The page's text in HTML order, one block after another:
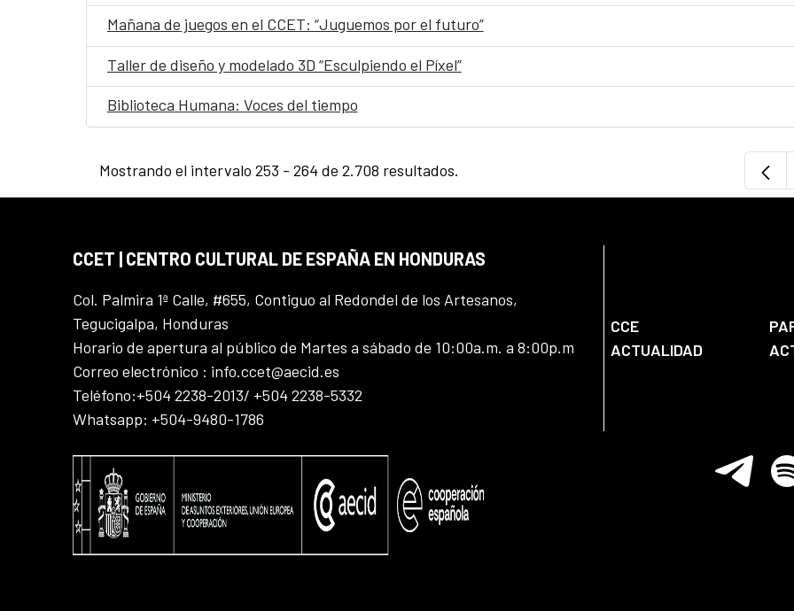
Mañana de juegos en el CCET: “Juguemos por el futuro”
Taller de diseño y modelado 3D “Esculpiendo el Píxel”
Biblioteca Humana: Voces del tiempo
Mostrando el intervalo 253 - 264 de 2.708 resultados.
CCET | CENTRO CULTURAL DE ESPAÑA EN HONDURAS
Col. Palmira 1ª Calle, #655, Contiguo al Redondel de los Artesanos,
Tegucigalpa, Honduras
Horario de apertura al público de Martes a sábado de 10:00a.m. a 8:00p.m
Correo electrónico : info.ccet@aecid.es
Teléfono:+504 2238-2013/ +504 2238-5332
Whatsapp: +504-9480-1786
CCE
ACTUALIDAD
Telegram